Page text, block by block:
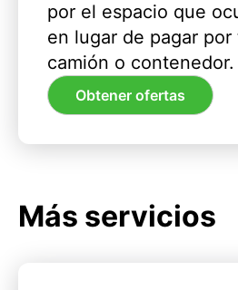
por el espacio que
en lugar de pagar por
camión o contenedor.
Obtener ofertas
Más servicios